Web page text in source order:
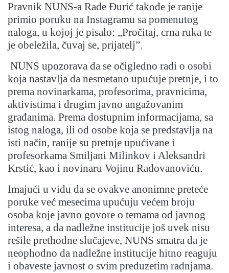
Pravnik NUNS-a Rade Đurić takođe je ranije
primio poruku na Instagramu sa pomenutog
naloga, u kojoj je pisalo: „Pročitaj, crna ruka te
je obeležila, čuvaj se, prijatelj”.
NUNS upozorava da se očigledno radi o osobi
koja nastavlja da nesmetano upućuje pretnje, i to
prema novinarkama, profesorima, pravnicima,
aktivistima i drugim javno angažovanim
građanima. Prema dostupnim informacijama, sa
istog naloga, ili od osobe koja se predstavlja na
isti način, ranije su pretnje upućivane i
profesorkama Smiljani Milinkov i Aleksandri
Krstić, kao i novinaru Vojinu Radovanoviću.
Imajući u vidu da se ovakve anonimne preteće
poruke već mesecima upućuju većem broju
osoba koje javno govore o temama od javnog
interesa, a da nadležne institucije još uvek nisu
rešile prethodne slučajeve, NUNS smatra da je
neophodno da nadležne institucije hitno reaguju
i obaveste javnost o svim preduzetim radnjama.